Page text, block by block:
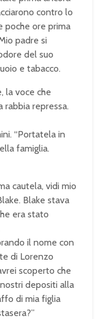
contro lo
poche ore prima
padre si
del suo
e tabacco.
la voce che
repressa.
“Portatela in
famiglia.
cautela, vidi mio
Blake stava
era stato
il nome con
di Lorenzo
scoperto che
depositi alla
di mia figlia